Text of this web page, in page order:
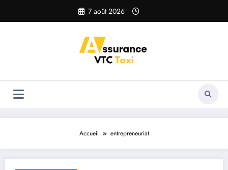
contenu
7 août 2026
Accueil entrepreneuriat